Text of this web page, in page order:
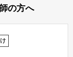
の方へ